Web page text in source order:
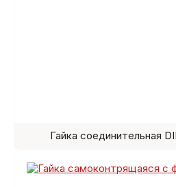
Гайка соединительная